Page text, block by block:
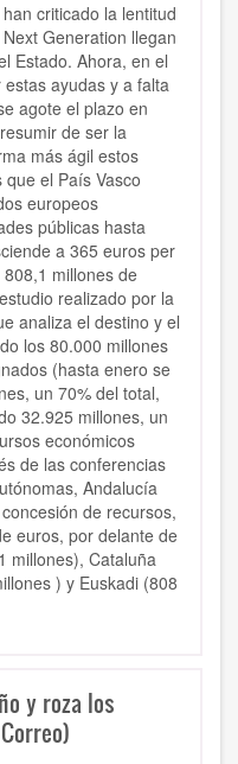
criticado la lentitud
Generation llegan
Estado. Ahora, en el
ayudas y a falta
agote el plazo en
de ser la
más ágil estos
el País Vasco
europeos
públicas hasta
a 365 euros per
millones de
realizado por la
analiza el destino y el
los 80.000 millones
(hasta enero se
un 70% del total,
32.925 millones, un
económicos
de las conferencias
Andalucía
de recursos,
euros, por delante de
millones), Cataluña
) y Euskadi (808
y roza los